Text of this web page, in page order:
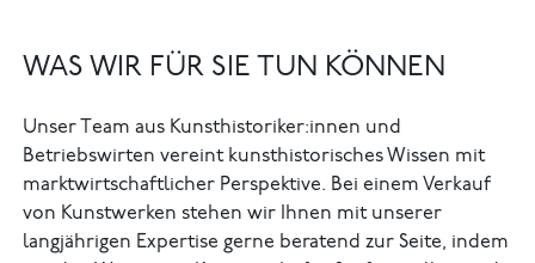
WAS WIR FÜR SIE TUN KÖNNEN
Unser Team aus Kunsthistoriker:innen und
Betriebswirten vereint kunsthistorisches Wissen mit
marktwirtschaftlicher Perspektive. Bei einem Verkauf
von Kunstwerken stehen wir Ihnen mit unserer
langjährigen Expertise gerne beratend zur Seite, indem